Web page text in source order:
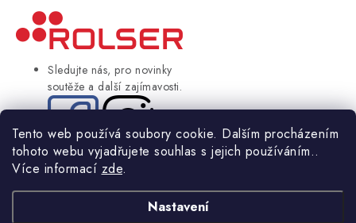
Tento web používá soubory cookie. Dalším procházením
tohoto webu vyjadřujete souhlas s jejich používáním..
Více informací zde.
Nastavení
Sledujte nás, pro novinky
soutěže a další zajímavosti.
© Copyright 2004-2024 Rolser.cz | webdesign
ČESKÁ REPUBLIKA